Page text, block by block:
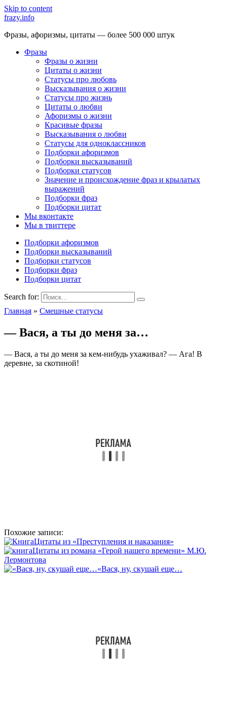
Skip to content
frazy.info
Фразы, афоризмы, цитаты — более 500 000 штук
Фразы
Фразы о жизни
Цитаты о жизни
Статусы про любовь
Высказывания о жизни
Статусы про жизнь
Цитаты о любви
Афоризмы о жизни
Красивые фразы
Высказывания о любви
Статусы для одноклассников
Подборки афоризмов
Подборки высказываний
Подборки статусов
Значение и происхождение фраз и крылатых
выражений
Подборки фраз
Подборки цитат
Мы вконтакте
Мы в твиттере
Подборки афоризмов
Подборки высказываний
Подборки статусов
Подборки фраз
Подборки цитат
Search for:
Главная » Смешные статусы
— Вася, а ты до меня за…
— Вася, а ты до меня за кем-нибудь ухаживал? — Ага! В
деревне, за скотиной!
Похожие записи:
Цитаты из «Преступления и наказания»
Цитаты из романа «Герой нашего времени» М.Ю.
Лермонтова
«Вася, ну, скушай еще…